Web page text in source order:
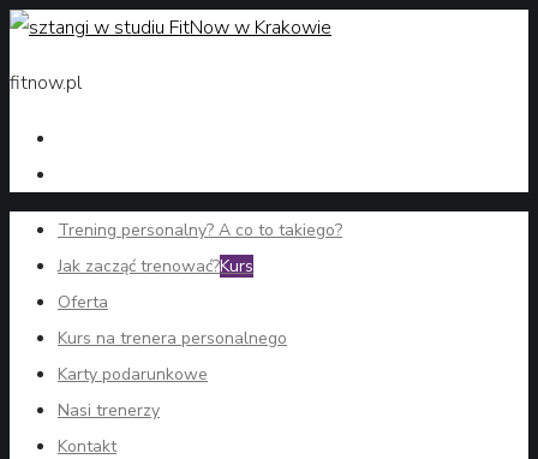
fitnow.pl
Trening personalny? A co to takiego?
Jak zacząć trenować?Kurs
Oferta
Kurs na trenera personalnego
Karty podarunkowe
Nasi trenerzy
Kontakt